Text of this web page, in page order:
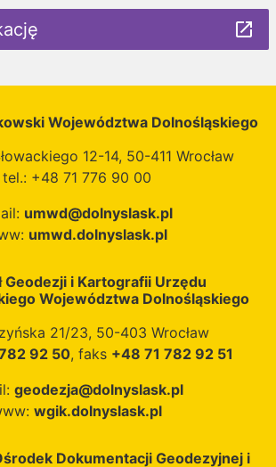
launch
Województwa Dolnośląskiego
12-14, 50-411 Wrocław
tel.: +48 71 776 90 00
umwd@dolnyslask.pl
umwd.dolnyslask.pl
Geodezji i Kartografii Urzędu
Województwa Dolnośląskiego
21/23, 50-403 Wrocław
92 50, faks +48 71 782 92 51
geodezja@dolnyslask.pl
wgik.dolnyslask.pl
Dokumentacji Geodezyjnej i